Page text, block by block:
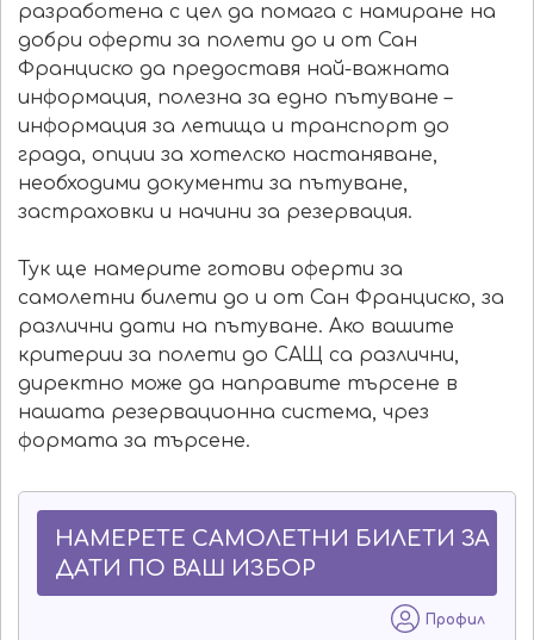
разработена с цел да помага с намиране на
добри оферти за полети до и от Сан
Франциско да предоставя най-важната
информация, полезна за едно пътуване –
информация за летища и транспорт до
града, опции за хотелско настаняване,
необходими документи за пътуване,
застраховки и начини за резервация.
Тук ще намерите готови оферти за
самолетни билети до и от Сан Франциско, за
различни дати на пътуване. Ако вашите
критерии за полети до САЩ са различни,
директно може да направите търсене в
нашата резервационна система, чрез
формата за търсене.
НАМЕРЕТЕ САМОЛЕТНИ БИЛЕТИ ЗА
ДАТИ ПО ВАШ ИЗБОР
Профил